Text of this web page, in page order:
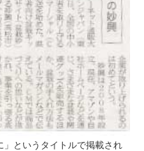
」というタイトルで掲載され